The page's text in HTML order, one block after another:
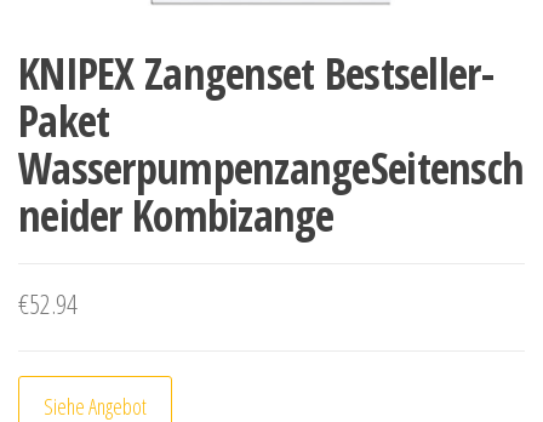
KNIPEX Zangenset Bestseller-
Paket
WasserpumpenzangeSeitensch
neider Kombizange
€52.94
Siehe Angebot